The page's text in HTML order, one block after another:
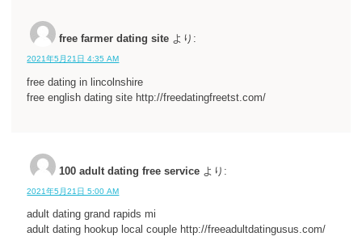
free farmer dating site より:
2021年5月21日 4:35 AM
free dating in lincolnshire
free english dating site http://freedatingfreetst.com/
100 adult dating free service より:
2021年5月21日 5:00 AM
adult dating grand rapids mi
adult dating hookup local couple http://freeadultdatingusus.com/